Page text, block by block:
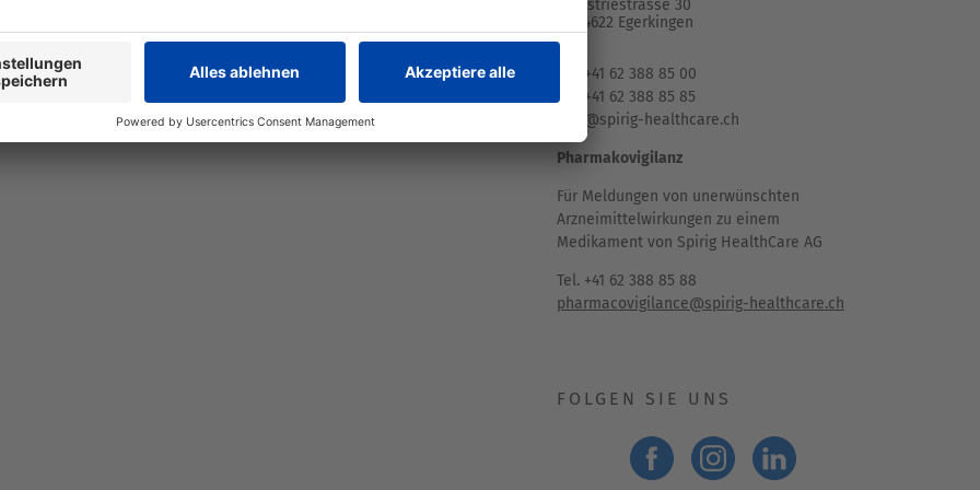
Spirig HC Online
Industriestrasse 30
CH-4622 Egerkingen
Tel. +41 62 388 85 00
Fax +41 62 388 85 85
info@spirig-healthcare.ch
Pharmakovigilanz
Für Meldungen von unerwünschten
Arzneimittelwirkungen zu einem
Medikament von Spirig HealthCare AG
Tel. +41 62 388 85 88
pharmacovigilance@spirig-healthcare.ch
FOLGEN SIE UNS